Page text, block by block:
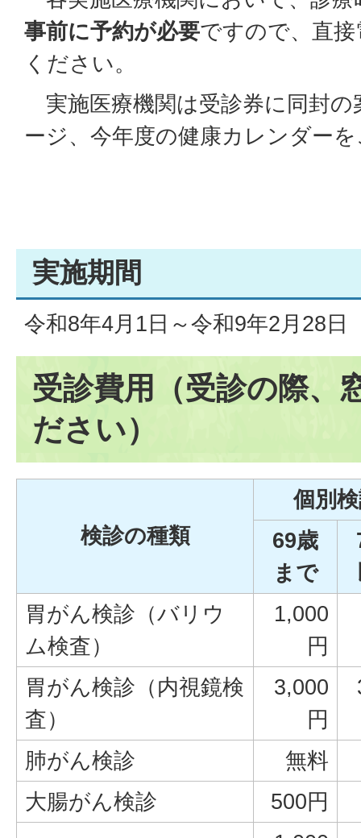
事前に予約が必要ですので、直
ください。
実施医療機関は受診券に同封の
ージ、今年度の健康カレンダー
実施期間
令和8年4月1日～令和9年2月28日
受診費用（受診の際、
ださい）
検診の種類
個別
69歳
まで
胃がん検診（バリウ
ム検査）
1,000
円
胃がん検診（内視鏡検
査）
3,000
円
肺がん検診
無料
大腸がん検診
500円